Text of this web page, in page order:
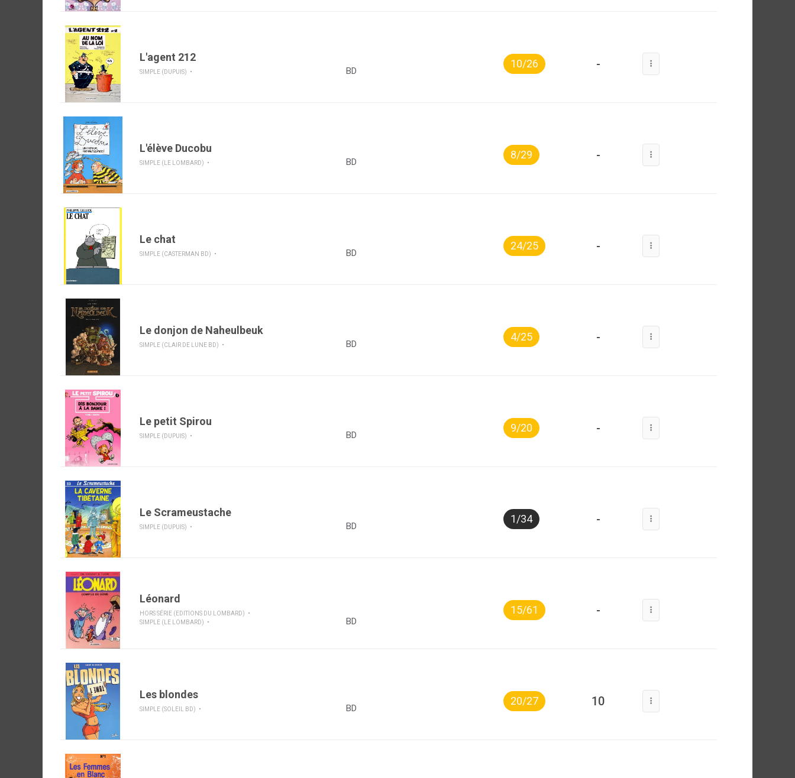
L'agent 212
SIMPLE (DUPUIS) BD
10/26 -
L'élève Ducobu
SIMPLE (LE LOMBARD) BD
8/29 -
Le chat
SIMPLE (CASTERMAN BD) BD
24/25 -
Le donjon de Naheulbeuk
SIMPLE (CLAIR DE LUNE BD) BD
4/25 -
Le petit Spirou
SIMPLE (DUPUIS) BD
9/20 -
Le Scrameustache
SIMPLE (DUPUIS) BD
1/34 -
Léonard
HORS SÉRIE (EDITIONS DU LOMBARD)
SIMPLE (LE LOMBARD)
BD
15/61 -
Les blondes
SIMPLE (SOLEIL BD) BD
20/27 10